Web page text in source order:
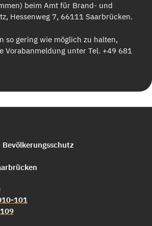
beim Amt für Brand- und
Hessenweg 7, 66111 Saarbrücken.
so gering wie möglich zu halten,
Vorabanmeldung unter Tel. +49 681
101